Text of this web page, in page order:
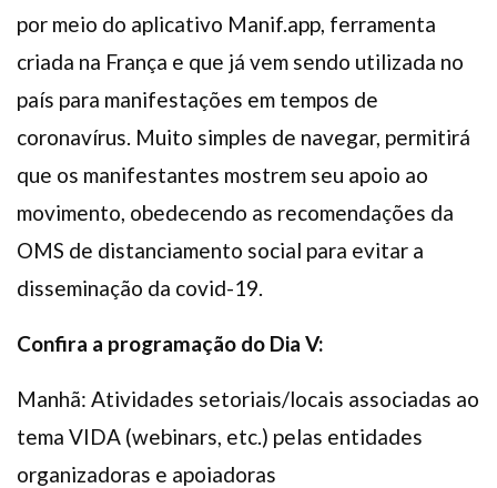
por meio do aplicativo Manif.app, ferramenta
criada na França e que já vem sendo utilizada no
país para manifestações em tempos de
coronavírus. Muito simples de navegar, permitirá
que os manifestantes mostrem seu apoio ao
movimento, obedecendo as recomendações da
OMS de distanciamento social para evitar a
disseminação da covid-19.
Confira a programação do Dia V:
Manhã: Atividades setoriais/locais associadas ao
tema VIDA (webinars, etc.) pelas entidades
organizadoras e apoiadoras